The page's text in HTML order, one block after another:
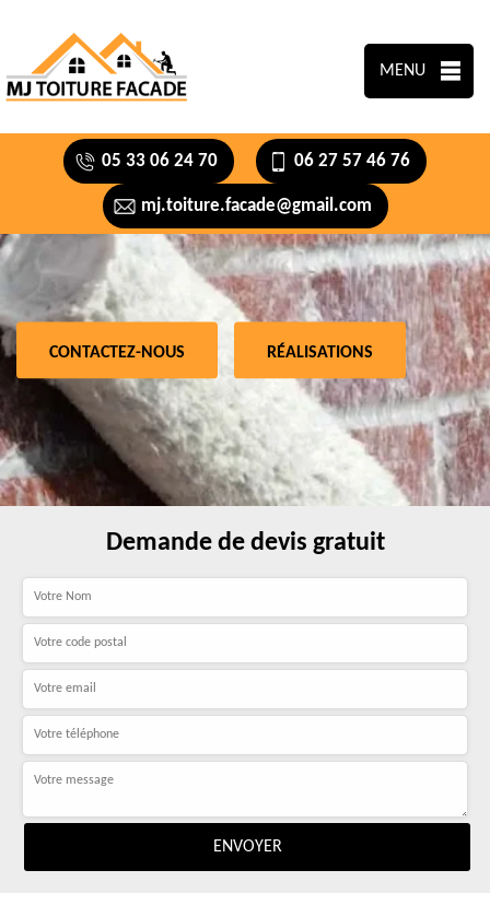
MENU
05 33 06 24 70 06 27 57 46 76
mj.toiture.facade@gmail.com
CONTACTEZ-NOUS RÉALISATIONS
Demande de devis gratuit